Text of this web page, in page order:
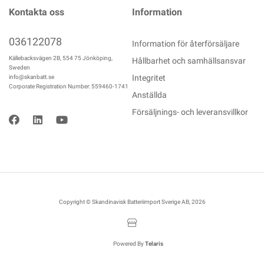
Kontakta oss
036122078
Källebacksvägen 2B, 554 75 Jönköping,
Sweden
info@skanbatt.se
Corporate Registration Number: 559460-1741
Information
Information för återförsäljare
Hållbarhet och samhällsansvar
Integritet
Anställda
Försäljnings- och leveransvillkor
Copyright © Skandinavisk Batteriimport Sverige AB, 2026
Powered ByTelaris